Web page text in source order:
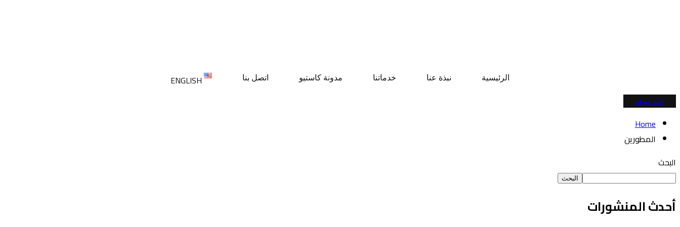
الرئيسية نبذة عنا خدماتنا مدونة كاستيو اتصل بنا ENGLISH
حدد موعد
Home
المطورين
البحث
البحث
أحدث المنشورات